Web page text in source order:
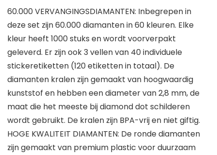
60.000 VERVANGINGSDIAMANTEN: Inbegrepen in
deze set zijn 60.000 diamanten in 60 kleuren. Elke
kleur heeft 1000 stuks en wordt voorverpakt
geleverd. Er zijn ook 3 vellen van 40 individuele
stickeretiketten (120 etiketten in totaal). De
diamanten kralen zijn gemaakt van hoogwaardig
kunststof en hebben een diameter van 2,8 mm, de
maat die het meeste bij diamond dot schilderen
wordt gebruikt. De kralen zijn BPA-vrij en niet giftig.
HOGE KWALITEIT DIAMANTEN: De ronde diamanten
zijn gemaakt van premium plastic voor duurzaam